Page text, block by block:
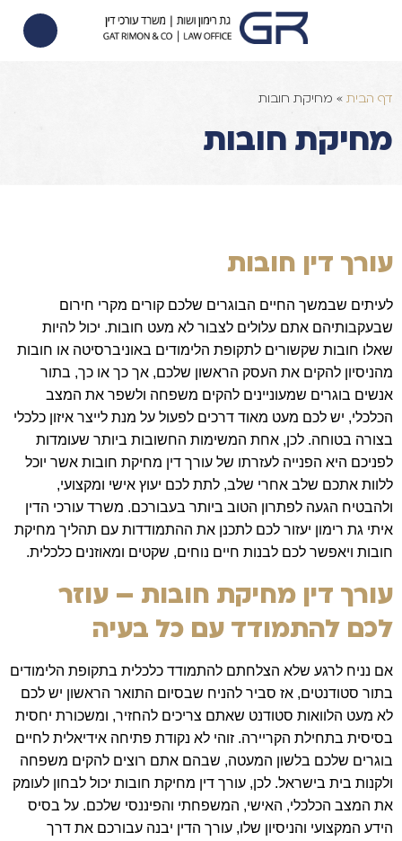
דף הבית » מחיקת חובות
מחיקת חובות
עורך דין חובות
לעיתים שבמשך החיים הבוגרים שלכם קורים מקרי חירום
שבעקבותיהם אתם עלולים לצבור לא מעט חובות. יכול להיות
שאלו חובות שקשורים לתקופת הלימודים באוניברסיטה או חובות
מהניסיון להקים את העסק הראשון שלכם, אך כך או כך, בתור
אנשים בוגרים שמעוניינים להקים משפחה ולשפר את המצב
הכלכלי, יש לכם מעט מאוד דרכים לפעול על מנת לייצר איזון כלכלי
בצורה בטוחה. לכן, אחת המשימות החשובות ביותר שעומדות
לפניכם היא הפנייה לעזרתו של עורך דין מחיקת חובות אשר יוכל
ללוות אתכם שלב אחרי שלב, לתת לכם יעוץ אישי ומקצועי,
ולהבטיח הגעה לפתרון הטוב ביותר בעבורכם. משרד עורכי הדין
איתי גת רימון יעזור לכם לתכנן את ההתמודדות עם תהליך מחיקת
חובות ויאפשר לכם לבנות חיים נוחים, שקטים ומאוזנים כלכלית.
עורך דין מחיקת חובות – עוזר
לכם להתמודד עם כל בעיה
אם נניח לרגע שלא הצלחתם להתמודד כלכלית בתקופת הלימודים
בתור סטודנטים, אז סביר להניח שבסיום התואר הראשון יש לכם
לא מעט הלוואות סטודנט שאתם צריכים להחזיר, ומשכורת יחסית
בסיסית בתחילת הקריירה. זוהי לא נקודת פתיחה אידיאלית לחיים
בוגרים שלכם בלשון המעטה, שבהם אתם רוצים להקים משפחה
ולקנות בית בישראל. לכן, עורך דין מחיקת חובות יכול לבחון לעומק
את המצב הכלכלי, האישי, המשפחתי והפיננסי שלכם. על בסיס
הידע המקצועי והניסיון שלו, עורך הדין יבנה עבורכם את דרך